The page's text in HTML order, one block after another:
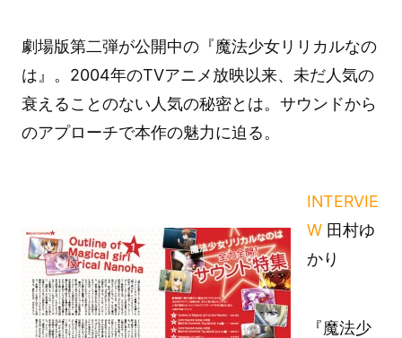
劇場版第二弾が公開中の『魔法少女リリカルなの
は』。2004年のTVアニメ放映以来、未だ人気の
衰えることのない人気の秘密とは。サウンドから
のアプローチで本作の魅力に迫る。
INTERVIE
W田村ゆ
かり
『魔法少